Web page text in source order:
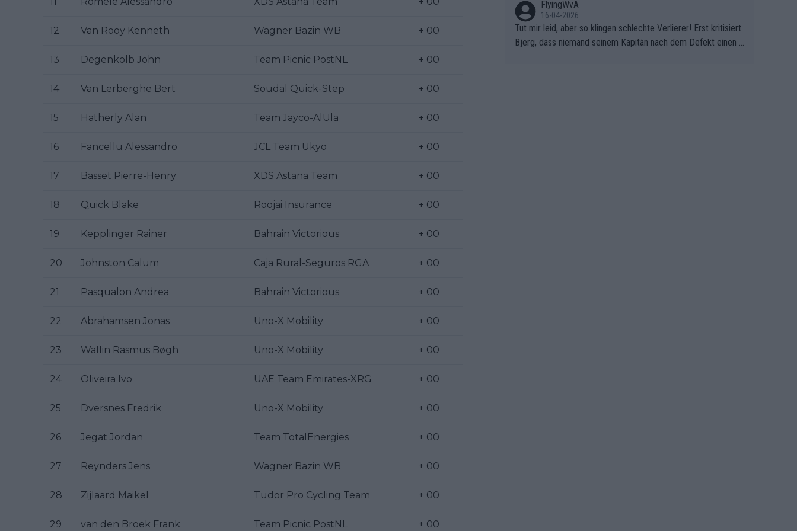
12 Van Rooy Kenneth Wagner Bazin WB + 00
13 Degenkolb John Team Picnic PostNL + 00
14 Van Lerberghe Bert Soudal Quick-Step + 00
15 Hatherly Alan Team Jayco-AlUla + 00
16 Fancellu Alessandro JCL Team Ukyo + 00
17 Basset Pierre-Henry XDS Astana Team + 00
18 Quick Blake Roojai Insurance + 00
19 Kepplinger Rainer Bahrain Victorious + 00
20 Johnston Calum Caja Rural-Seguros RGA + 00
21 Pasqualon Andrea Bahrain Victorious + 00
22 Abrahamsen Jonas Uno-X Mobility + 00
23 Wallin Rasmus Bøgh Uno-X Mobility + 00
24 Oliveira Ivo UAE Team Emirates-XRG + 00
25 Dversnes Fredrik Uno-X Mobility + 00
26 Jegat Jordan Team TotalEnergies + 00
27 Reynders Jens Wagner Bazin WB + 00
28 Zijlaard Maikel Tudor Pro Cycling Team + 00
29 van den Broek Frank Team Picnic PostNL + 00
FlyingWvA
16-04-2026
Tut mir leid, aber so klingen schlechte Verlierer! Erst kritisiert
Bjerg, dass niemand seinem Kapitän nach dem Defekt einen r